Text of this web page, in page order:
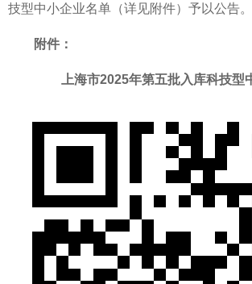
技型中小企业名单（详见附件）予以公告。
附件：
上海市2025年第五批入库科技型